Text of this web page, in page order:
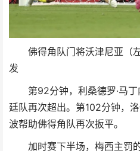
佛得角队门将沃津尼亚（
发
第92分钟，利桑德罗·马
廷队再次超出。第102分钟，
波帮助佛得角队再次扳平。
加时赛下半场，梅西主罚